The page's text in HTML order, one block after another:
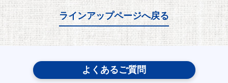
ラインアップページへ戻る
よくあるご質問